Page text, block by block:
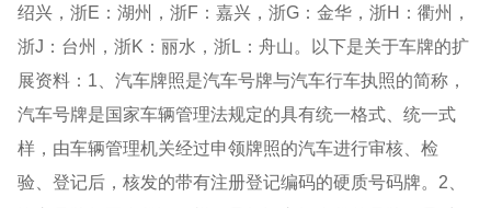
绍兴，浙E：湖州，浙F：嘉兴，浙G：金华，浙H：衢州，
浙J：台州，浙K：丽水，浙L：舟山。以下是关于车牌的扩
展资料：1、汽车牌照是汽车号牌与汽车行车执照的简称，
汽车号牌是国家车辆管理法规定的具有统一格式、统一式
样，由车辆管理机关经过申领牌照的汽车进行审核、检
验、登记后，核发的带有注册登记编码的硬质号码牌。2、